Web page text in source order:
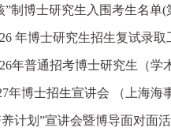
制博士研究生入围考生名单(
年博士研究生招生复试录取
年普通招考博士研究生（学
年博士招生宣讲会 （上海海
计划”宣讲会暨博导面对面